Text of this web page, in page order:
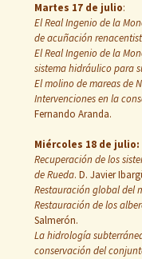
Martes 17 de julio:
El Real Ingenio de la
de acuñación
El Real Ingenio de la
sistema hidráulico para
El molino de mareas de
Intervenciones en la
Fernando Aranda.
Miércoles 18 de julio:
Recuperación de los
de Rueda. D. Javier
Restauración global del
Restauración de los
Salmerón.
La hidrología
conservación del